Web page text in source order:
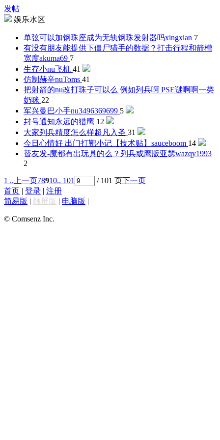
发帖
娱乐水区
单弦可以加钢珠座成为无轨钢珠发射器吗xingxian 7
有没有朋友能提供下僵尸猎手的数据？打击行程和箭槽
宽度akuma69 7
生存小nu飞机 41
仿制赫辛nuToms 41
把射箭的nu改打珠子可以么 例如列兵啊 PSE谜啊啊一类
奶咪 22
军兴曼巴小手nu3496369699 5
封号通知永远的猎鹰 12
大家列兵精度怎么样超凡入圣 31
今日心情好 出门打靶小记【技术贴】 sauceboom 14
替友发-魔都有出玩具的么？列兵或鹰版亚瑟wazqy1993
2
1 .. 上一页78910.. 101 / 101 页下一页
首页 | 登录 | 注册
简易版 | 触屏版 | 电脑版 |
© Comsenz Inc.